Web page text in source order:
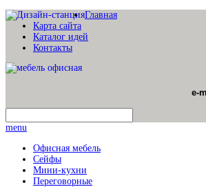
Главная
Карта сайта
Каталог идей
Контакты
e-
menu
Офисная мебель
Сейфы
Мини-кухни
Переговорные